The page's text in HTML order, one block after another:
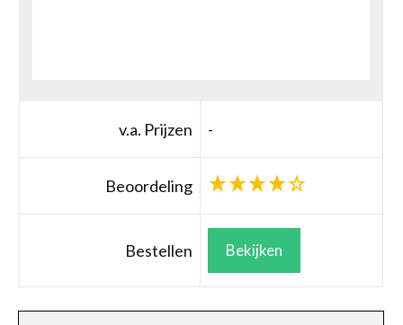
v.a. Prijzen -
Beoordeling
Bestellen Bekijken